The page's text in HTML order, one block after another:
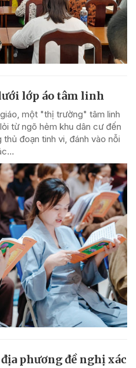
lớp áo tâm linh
một "thị trường" tâm linh
từ ngõ hẻm khu dân cư đến
đoạn tinh vi, đánh vào nỗi
phương đề nghị xác